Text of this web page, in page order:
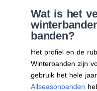
Wat is het
banden?
Het profiel en de
Winterbanden zijn
gebruik het hele
Allseasonbanden